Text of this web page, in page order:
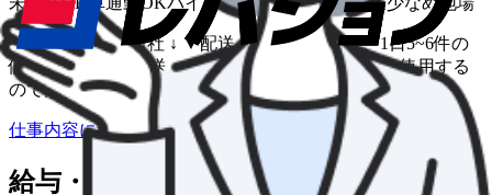
■業務の流れ ▼出社 ↓ ▼配送 ・県内を中心に、1日5~6件の
個人宅などへの配送。 ・積み降ろしはゲート車を使用する
ので体の負担も少なめです。 ↓ ▼退社
仕事内容について詳しく知りたい
給与・福利厚生